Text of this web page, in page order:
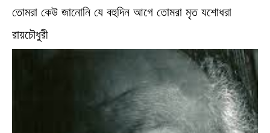
তোমরা কেউ জানোনি যে বহুদিন আগে তোমরা মৃত যশোধরা
রায়চৌধুরী